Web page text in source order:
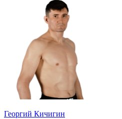
Георгий Кичигин